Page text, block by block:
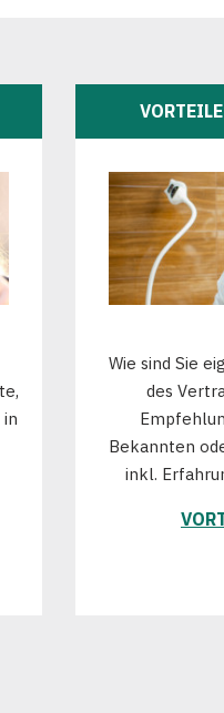
Wie sind Sie
des
Bekannten
inkl.